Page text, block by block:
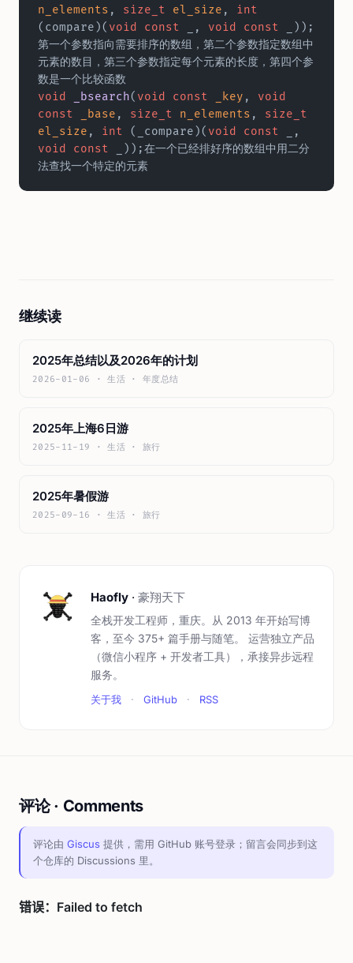
n_elements , size_t el_size , int
(compare)( void const _, void const _));
第一个参数指向需要排序的数组，第二个参数指定数组中
元素的数目，第三个参数指定每个元素的长度，第四个参
数是一个比较函数
void
_bsearch( void const _key , void
const _base , size_t n_elements , size_t
el_size , int (_compare)( void const
void
const _));在一个已经排好序的数组中用二分
法查找一个特定的元素
继续读
2025年总结以及2026年的计划
2026-01-06 · 生活 · 年度总结
2025年上海6日游
2025-11-19 · 生活 · 旅行
2025年暑假游
2025-09-16 · 生活 · 旅行
Haofly · 豪翔天下
全栈开发工程师，重庆。从 2013 年开始写博
客，至今 375+ 篇手册与随笔。 运营独立产品
（微信小程序 + 开发者工具），承接异步远程
服务。
关于我 · GitHub · RSS
评论 · Comments
评论由 Giscus 提供，需用 GitHub 账号登录；留言会同步到这
个仓库的 Discussions 里。